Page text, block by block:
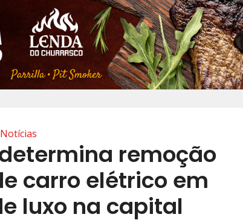
Notícias
remoção
carro elétrico em
luxo na capital